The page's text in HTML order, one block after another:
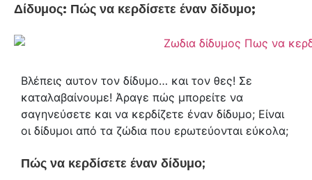
Δίδυμος: Πώς να κερδίσετε έναν δίδυμο;
Βλέπεις αυτον τον δίδυμο… και τον θες! Σε
καταλαβαίνουμε! Άραγε πώς μπορείτε να
σαγηνεύσετε και να κερδίζετε έναν δίδυμο; Είναι
οι δίδυμοι από τα ζώδια που ερωτεύονται εύκολα;
Πώς να κερδίσετε έναν δίδυμο;